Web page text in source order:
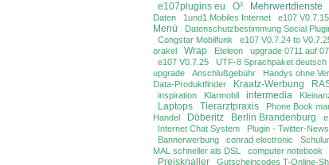
e107plugins eu O² Mehrwertdienste
Daten
1und1 Mobiles Internet e107
Menü
Datenschutzbestimmung Social
Congstar Mobilfunk
e107 V0.7.24 to
orakel
Wrap Eteleon upgrade 0711 auf
e107 V0.7.25
UTF-8 Sprachpaket deutsch
upgrade
Anschlußgebühr Handys ohne
Data-Produktfinder
Kraatz-Werbung
inspiration Klarmobil intermedia
Laptops Tierarztpraxis Phone Book
Handel
Döberitz Berlin Brandenburg
Internet Chat System
Plugin - Twitter-News
Bannerwerbung
conrad electronic
MAL schneller als DSL
computer notebook
Preisknaller Gutscheincodes T-Online-